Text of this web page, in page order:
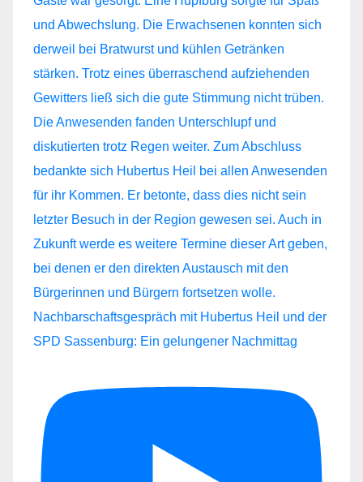
Nachbarschaftsgespräch mit Hubertus Heil und der
SPD Sassenburg: Ein gelungener Nachmittag